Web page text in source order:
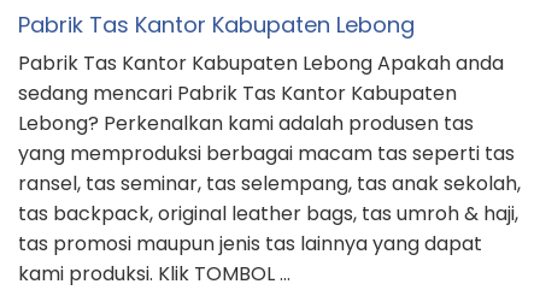
Pabrik Tas Kantor Kabupaten Lebong
Pabrik Tas Kantor Kabupaten Lebong Apakah anda
sedang mencari Pabrik Tas Kantor Kabupaten
Lebong? Perkenalkan kami adalah produsen tas
yang memproduksi berbagai macam tas seperti tas
ransel, tas seminar, tas selempang, tas anak sekolah,
tas backpack, original leather bags, tas umroh & haji,
tas promosi maupun jenis tas lainnya yang dapat
kami produksi. Klik TOMBOL …